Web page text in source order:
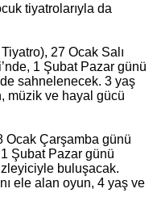
tiyatrolarıyla da
27 Ocak Salı
1 Şubat Pazar günü
sahnelenecek. 3 yaş
müzik ve hayal gücü
Ocak Çarşamba günü
Şubat Pazar günü
buluşacak.
ele alan oyun, 4 yaş ve